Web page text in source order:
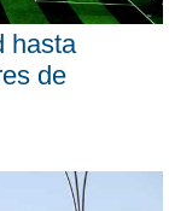
hasta
de